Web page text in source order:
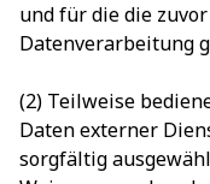
und für die die
Datenverarbeitung
(2) Teilweise
Daten externer
sorgfältig